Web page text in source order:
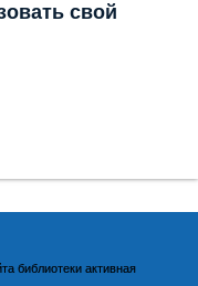
свой
библиотеки активная